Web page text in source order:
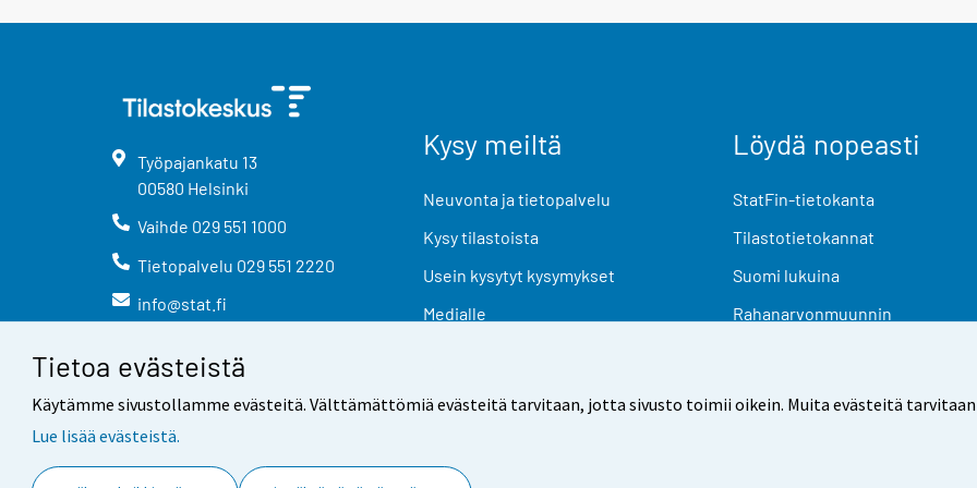
Tietoa evästeistä
Käytämme sivustollamme evästeitä. Välttämättömiä evästeitä tarvitaan, jotta sivusto toimii oikein. Muita evästeitä
Lue lisää evästeistä.
Työpajankatu 13
00580 Helsinki
Vaihde 029 551 1000
Tietopalvelu 029 551 2220
info@stat.fi
Kysy meiltä
Neuvonta ja tietopalvelu
Kysy tilastoista
Usein kysytyt kysymykset
Medialle
Löydä nopeasti
StatFin-tietokanta
Tilastotietokannat
Suomi lukuina
Rahanarvonmuunnin
Yhteystiedot Palaute